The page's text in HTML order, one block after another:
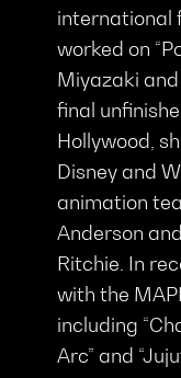
international
worked on
Miyazaki and
final
Hollywood,
Disney and
animation
Anderson
Ritchie. In
with the
including
Arc” and